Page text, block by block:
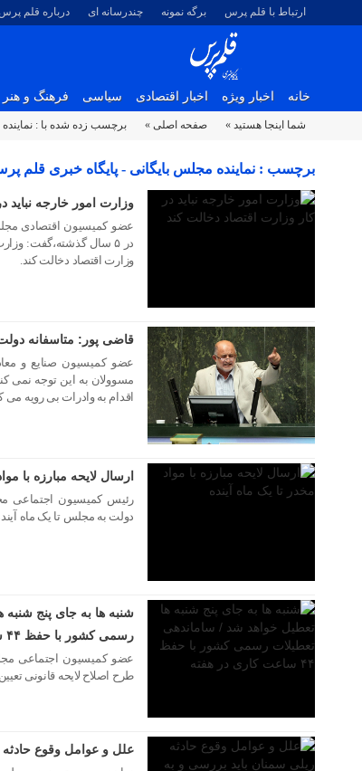
ارتباط با قلم پرس برگه نمونه چندرسانه ای درباره قلم
خانه اخبار ویژه اخبار اقتصادی سیاسی فرهنگ و هنر
شما اینجا هستید » صفحه اصلی » برچسب زده شده با :
برچسب : نماینده مجلس بایگانی - پایگاه خبری قلم
۲۴ آبان ۱۳۹۷
وزارت امور خارجه نباید
عضو کمیسیون اقتصادی
در ۵ سال گذشته،گفت:
وزارت اقتصاد دخالت کند.
قاضی پور: متاسفانه
عضو کمیسیون صنایع و
مسوولان به این توجه نمی
اقدام به وادرات بی رویه
۱۰ مرداد ۱۳۹۷
ارسال لایحه مبارزه با
رئیس کمیسیون اجتماعی
دولت به مجلس تا یک ماه
شنبه ها به جای پنج
رسمی کشور با حفظ ۴۴ ساعت کاری در هفته
عضو کمیسیون اجتماعی
طرح اصلاح لایحه قانونی
علل و عوامل وقوع